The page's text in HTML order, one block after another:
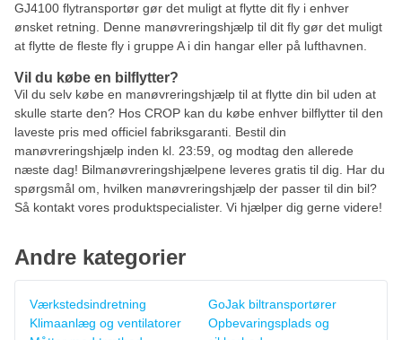
GJ4100 flytransportør gør det muligt at flytte dit fly i enhver
ønsket retning. Denne manøvreringshjælp til dit fly gør det muligt
at flytte de fleste fly i gruppe A i din hangar eller på lufthavnen.
Vil du købe en bilflytter?
Vil du selv købe en manøvreringshjælp til at flytte din bil uden at
skulle starte den? Hos CROP kan du købe enhver bilflytter til den
laveste pris med officiel fabriksgaranti. Bestil din
manøvreringshjælp inden kl. 23:59, og modtag den allerede
næste dag! Bilmanøvreringshjælpene leveres gratis til dig. Har du
spørgsmål om, hvilken manøvreringshjælp der passer til din bil?
Så kontakt vores produktspecialister. Vi hjælper dig gerne videre!
Andre kategorier
Værkstedsindretning
Klimaanlæg og ventilatorer
GoJak biltransportører
Opbevaringsplads og